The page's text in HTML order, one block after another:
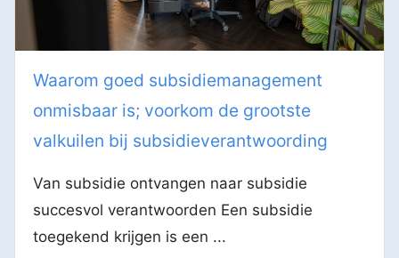
Waarom goed subsidiemanagement
onmisbaar is; voorkom de grootste
valkuilen bij subsidieverantwoording
Van subsidie ontvangen naar subsidie
succesvol verantwoorden Een subsidie
toegekend krijgen is een ...